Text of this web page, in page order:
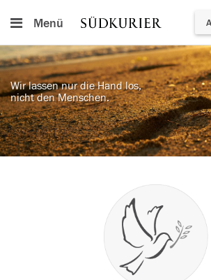
Menü
Wir lassen nur die Hand los,
nicht den Menschen.